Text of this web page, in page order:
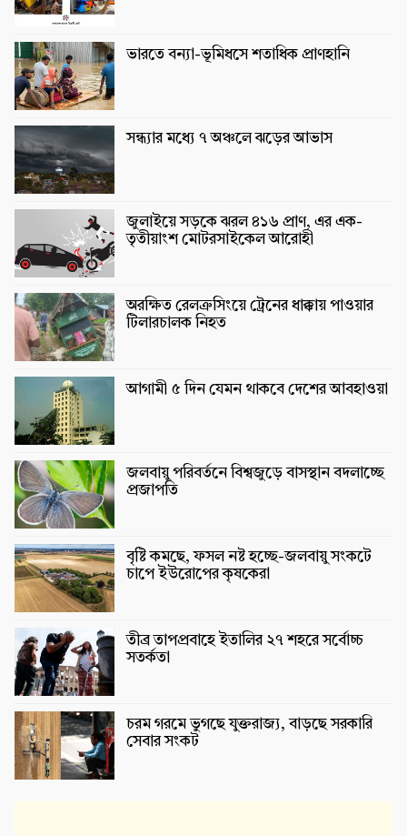
ভারতে বন্যা-ভূমিধসে শতাধিক প্রাণহানি
সন্ধ্যার মধ্যে ৭ অঞ্চলে ঝড়ের আভাস
জুলাইয়ে সড়কে ঝরল ৪১৬ প্রাণ, এর এক-
তৃতীয়াংশ মোটরসাইকেল আরোহী
অরক্ষিত রেলক্রসিংয়ে ট্রেনের ধাক্কায় পাওয়ার
টিলারচালক নিহত
আগামী ৫ দিন যেমন থাকবে দেশের আবহাওয়া
জলবায়ু পরিবর্তনে বিশ্বজুড়ে বাসস্থান বদলাচ্ছে
প্রজাপতি
বৃষ্টি কমছে, ফসল নষ্ট হচ্ছে-জলবায়ু সংকটে
চাপে ইউরোপের কৃষকেরা
তীব্র তাপপ্রবাহে ইতালির ২৭ শহরে সর্বোচ্চ
সতর্কতা
চরম গরমে ভুগছে যুক্তরাজ্য, বাড়ছে সরকারি
সেবার সংকট